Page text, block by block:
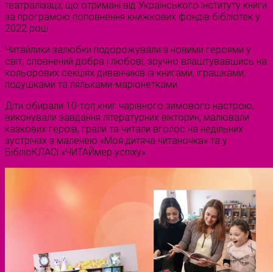
театралізації, що отримані від Українського інституту книги
за програмою поповнення книжкових фондів бібліотек у
2022 році.
Читайлики залюбки подорожували з новими героями у
світ, сповнений добра і любові, зручно влаштувавшись на
кольорових секціях диванчиків із книгами, іграшками,
подушками та ляльками-маріонетками.
Діти обирали 10-топ книг чарівного зимового настрою,
виконували завдання літературних вікторин, малювали
казкових героїв, грали та читали вголос на недільних
зустрічах з малечею «Моя дитяча читаночка» та у
БібліоКЛАСі «ЧИТАЙмер успіху».